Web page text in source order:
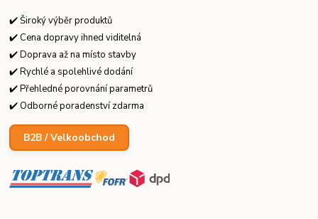
✔️ Široký výběr produktů
✔️ Cena dopravy ihned viditelná
✔️ Doprava až na místo stavby
✔️ Rychlé a spolehlivé dodání
✔️ Přehledné porovnání parametrů
✔️ Odborné poradenství zdarma
B2B / Velkoobchod